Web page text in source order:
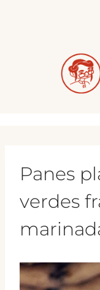
Panes
verdes